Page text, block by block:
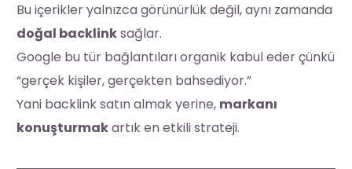
Bu içerikler yalnızca görünürlük değil, aynı zamanda
doğal backlinksağlar.
Google bu tür bağlantıları organik kabul eder çünkü
“gerçek kişiler, gerçekten bahsediyor.”
Yani backlink satın almak yerine, markanı
konuşturmakartık en etkili strateji.